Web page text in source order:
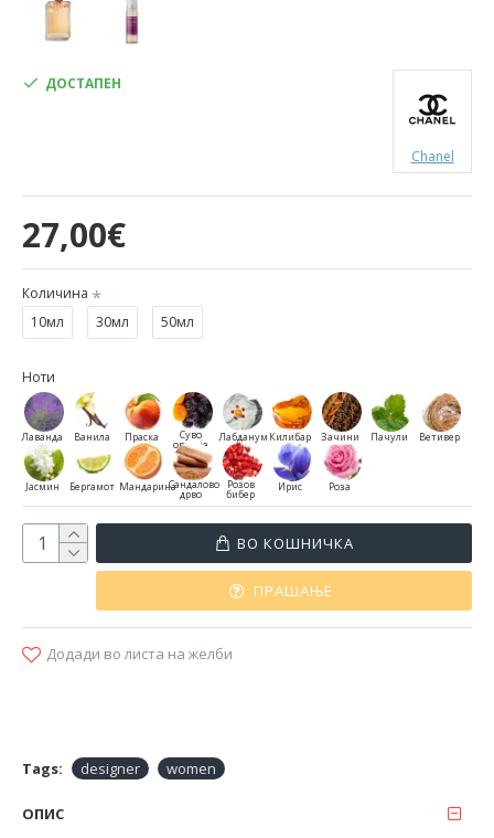
27,00€
ДОСТАПЕН
Chanel
Количина
10мл
30мл 50мл
Ноти
Лаванда Ванила Праска Суво
овошје
Лабданум Килибар Зачини Пачули Ветивер
Јасмин Бергамот МандаринаСандалово
дрво
Розов
бибер
Ирис Роза
ВО КОШНИЧКА
ПРАШАЊЕ
Додади во листа на желби
Tags: designer women
ОПИС